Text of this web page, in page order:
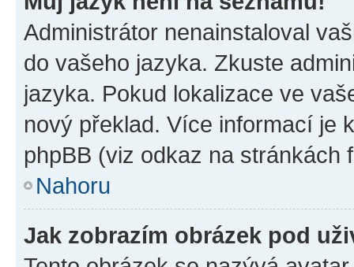
Administrátor nenainstaloval
do vašeho jazyka. Zkuste
jazyka. Pokud lokalizace ve
nový překlad. Více informací je
phpBB (viz odkaz na stránkách
Nahoru
Jak zobrazím obrázek pod